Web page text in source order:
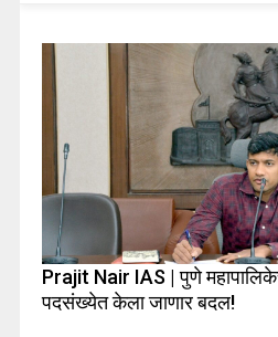
Prajit Nair IAS | पुणे
पदसंख्येत केला जाणार बदल!